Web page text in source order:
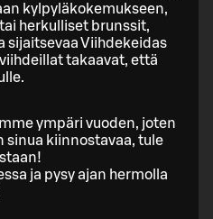
kylpyläkokemukseen,
herkulliset brunssit,
sijaitsevaa Viihdekeidas
takaavat, että
ympäri vuoden, joten
sinua kiinnostavaa, tule
ja pysy ajan hermolla